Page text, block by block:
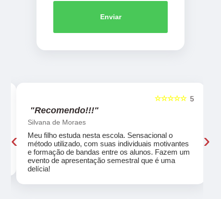
Enviar
5
☆☆☆☆☆
"Recomendo!!!"
Silvana de Moraes
Meu filho estuda nesta escola. Sensacional o
método utilizado, com suas individuais motivantes
e formação de bandas entre os alunos. Fazem um
evento de apresentação semestral que é uma
delícia!
‹ ›